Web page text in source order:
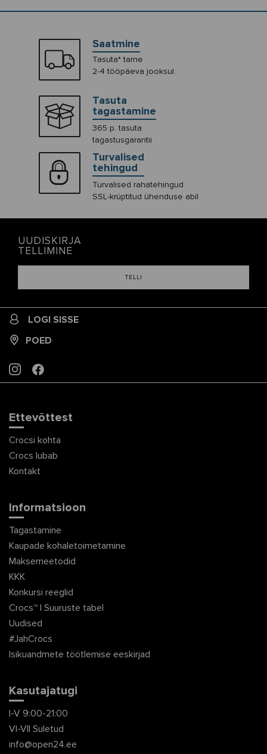
Saatmine
Tasuta* tarne
2-4 tööpäeva jooksul.
Tasuta
tagastamine
365 p. tasuta
tagastusgarantii
Turvalised
tehingud
Turvalised rahatehingud
SSL-krüptitud ühenduse abil
UUDISKIRJA
TELLIMINE
TELLI
LOGI SISSE
POED
INSTAGRAM
FACEBOOK
Ettevõttest
Crocsi kohta
Crocs lubab
Kontakt
Informatsioon
Tagastamine
Kaupade kohaletoimetamine
Maksemeetodid
KKK
Konkursi reeglid
Crocs™ | Suuruste tabel
Uudised
#JahCrocs
Isikuandmete töötlemise eeskirjad
Kasutajatugi
I-V 9:00-21:00
VI-VII Suletud
info@open24.ee